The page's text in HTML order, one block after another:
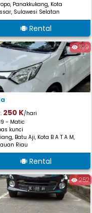
Panakkukang, Kota
Sulawesi Selatan
Rental
199
250 K/hari
- Matic
kunci
Batu Aji, Kota B A T A M,
Riau
Rental
252